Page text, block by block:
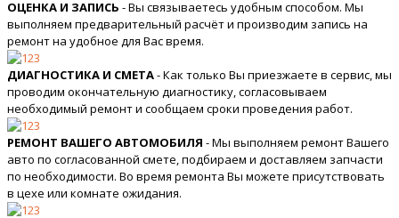
ОЦЕНКА И ЗАПИСЬ - Вы связываетесь удобным способом. Мы
выполняем предварительный расчёт и производим запись на
ремонт на удобное для Вас время.
ДИАГНОСТИКА И СМЕТА- Как только Вы приезжаете в сервис, мы
проводим окончательную диагностику, согласовываем
необходимый ремонт и сообщаем сроки проведения работ.
РЕМОНТ ВАШЕГО АВТОМОБИЛЯ - Мы выполняем ремонт Вашего
авто по согласованной смете, подбираем и доставляем запчасти
по необходимости. Во время ремонта Вы можете присутствовать
в цехе или комнате ожидания.